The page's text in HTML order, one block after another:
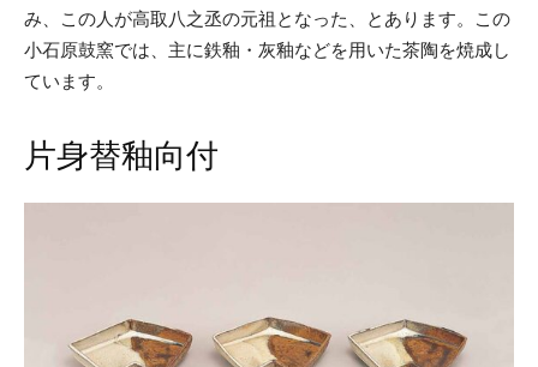
み、この人が高取八之丞の元祖となった、とあります。この
小石原鼓窯では、主に鉄釉・灰釉などを用いた茶陶を焼成し
ています。
片身替釉向付